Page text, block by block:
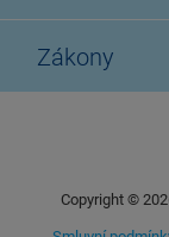
Zákony
Copyright ©